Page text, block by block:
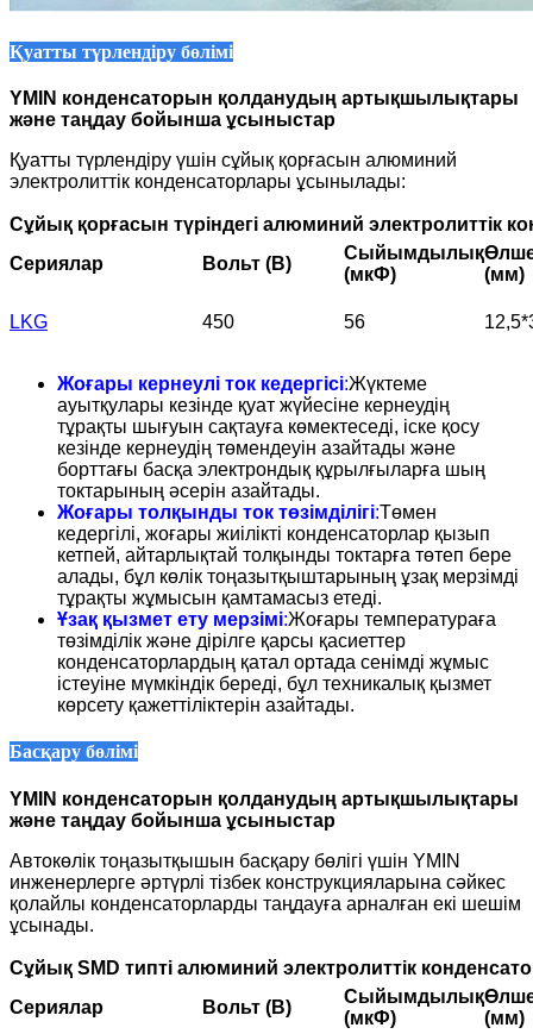
Қуатты түрлендіру бөлімі
YMIN конденсаторын қолданудың артықшылықтары
және таңдау бойынша ұсыныстар
Қуатты түрлендіру үшін сұйық қорғасын алюминий
электролиттік конденсаторлары ұсынылады:
Сұйық қорғасын түріндегі алюминий электролиттік
Сериялар
Вольт (В)
Сыйымдылық
(мкФ)
(мм)
LKG 450 56
Жоғары кернеулі ток кедергісі:Жүктеме
ауытқулары кезінде қуат жүйесіне кернеудің
тұрақты шығуын сақтауға көмектеседі, іске қосу
кезінде кернеудің төмендеуін азайтады және
борттағы басқа электрондық құрылғыларға шың
токтарының әсерін азайтады.
Жоғары толқынды ток төзімділігі:Төмен
кедергілі, жоғары жиілікті конденсаторлар қызып
кетпей, айтарлықтай толқынды токтарға төтеп бере
алады, бұл көлік тоңазытқыштарының ұзақ мерзімді
тұрақты жұмысын қамтамасыз етеді.
Ұзақ қызмет ету мерзімі:Жоғары температураға
төзімділік және дірілге қарсы қасиеттер
конденсаторлардың қатал ортада сенімді жұмыс
істеуіне мүмкіндік береді, бұл техникалық қызмет
көрсету қажеттіліктерін азайтады.
Басқару бөлімі
YMIN конденсаторын қолданудың артықшылықтары
және таңдау бойынша ұсыныстар
Автокөлік тоңазытқышын басқару бөлігі үшін YMIN
инженерлерге әртүрлі тізбек конструкцияларына сәйкес
қолайлы конденсаторларды таңдауға арналған екі шешім
ұсынады.
Сұйық SMD типті алюминий электролиттік
Сериялар
Вольт (В)
Сыйымдылық
(мкФ)
(мм)